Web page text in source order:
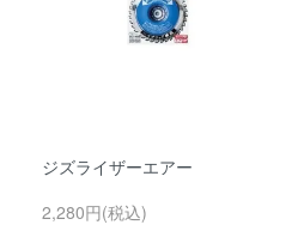
ジズライザーエアー
2,280円(税込)